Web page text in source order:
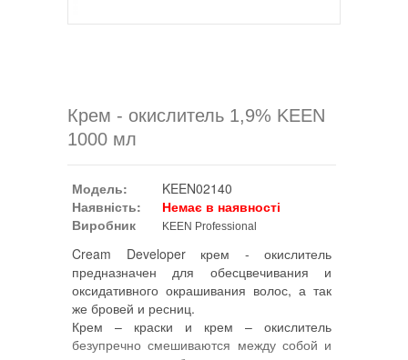
Крем - окислитель 1,9% KEEN
1000 мл
Модель:
KEEN02140
Наявність:
Немає в наявності
Виробник
KEEN Professional
Cream Developer крем - окислитель
предназначен для обесцвечивания и
оксидативного окрашивания волос, а так
же бровей и ресниц.
Крем – краски и крем – окислитель
безупречно смешиваются между собой и